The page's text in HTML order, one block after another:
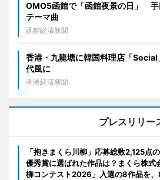
OMO5函館で「函館夜景の日」 手
テーマ曲
函館経済新聞
香港・九龍塘に韓国料理店「
代風に
香港経済新聞
プレスリリー
「抱きまくら川柳」応募総数2,125点
優秀賞に選ばれた作品は？まくら株式
柳コンテスト2026」入選の8作品を